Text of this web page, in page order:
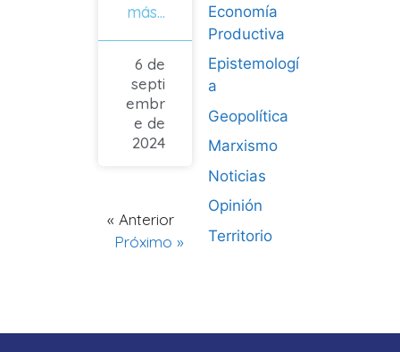
Economía
Productiva
Epistemologí
a
Geopolítica
Marxismo
Noticias
Opinión
Territorio
más...
6 de
septi
embr
e de
2024
« Anterior
Próximo »